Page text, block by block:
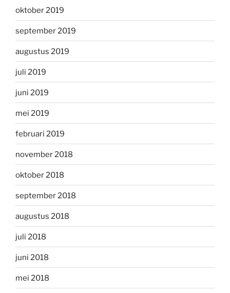
oktober 2019
september 2019
augustus 2019
juli 2019
juni 2019
mei 2019
februari 2019
november 2018
oktober 2018
september 2018
augustus 2018
juli 2018
juni 2018
mei 2018